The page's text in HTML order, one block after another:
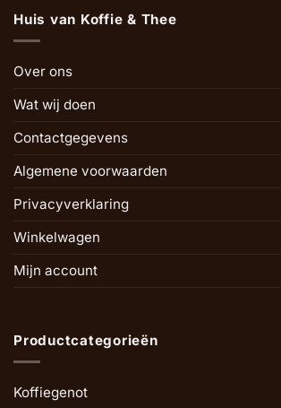
Huis van Koffie & Thee
Over ons
Wat wij doen
Contactgegevens
Algemene voorwaarden
Privacyverklaring
Winkelwagen
Mijn account
Productcategorieën
Koffiegenot